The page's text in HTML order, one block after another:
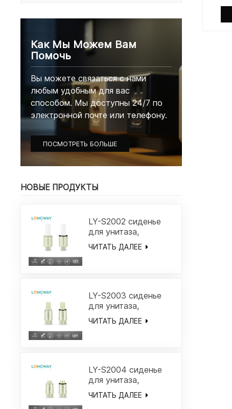
Как Мы Можем Вам
Помочь
Вы можете связаться с нами
любым удобным для вас
способом. Мы доступны 24/7 по
электронной почте или телефону.
ПОСМОТРЕТЬ БОЛЬШЕ
НОВЫЕ ПРОДУКТЫ
LY-S2002 сиденье
для унитаза,
дешевый мягкий
закрывающийся
моментом,
металлический вал,
лопастной демпфер
для стиральной
ЧИТАТЬ ДАЛЕЕ
LY-S2003 сиденье
для унитаза,
дешевый мягкий
закрывающийся
моментом,
металлический вал,
лопастной демпфер
для стиральной
ЧИТАТЬ ДАЛЕЕ
LY-S2004 сиденье
для унитаза,
дешевый мягкий
закрывающийся
ЧИТАТЬ ДАЛЕЕ